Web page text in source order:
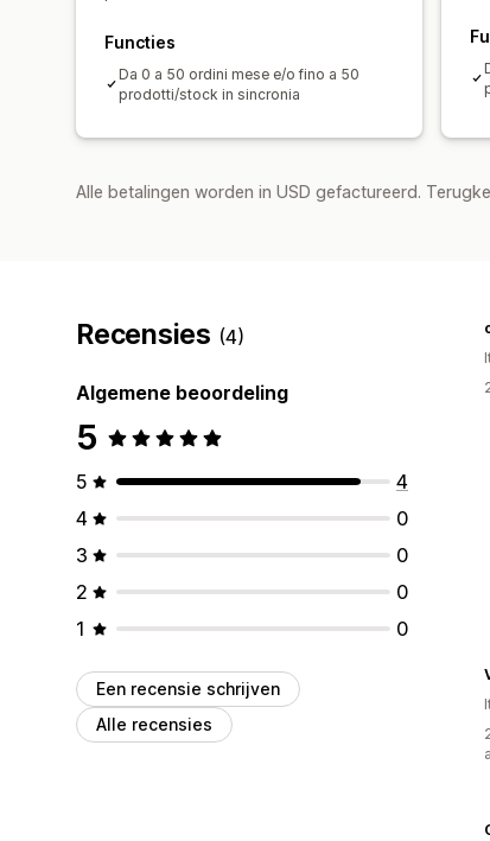
Functies
Da 0 a 50 ordini mese e/o fino a 50
prodotti/stock in sincronia
Alle betalingen worden in USD gefactureerd.
Recensies (4)
Algemene beoordeling
5
5
4
4
0
3
0
2
0
1
0
Een recensie schrijven
Alle recensies